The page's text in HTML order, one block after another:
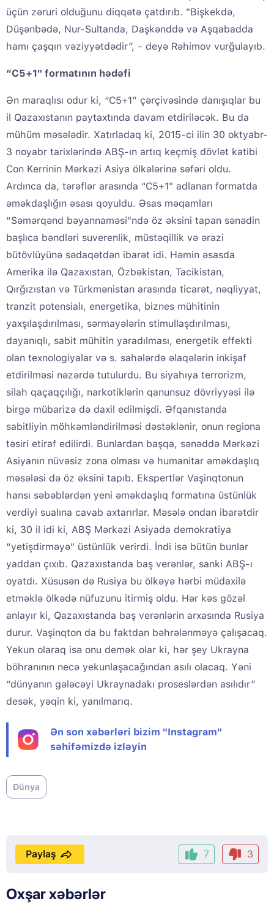
üçün zəruri olduğunu diqqətə çatdırıb. "Bişkekdə,
Düşənbədə, Nur-Sultanda, Daşkənddə və Aşqabadda
hamı çaşqın vəziyyətdədir”, - deyə Rəhimov vurğulayıb.
“C5+1" formatının hədəfi
Ən maraqlısı odur ki, “C5+1” çərçivəsində danışıqlar bu
il Qazaxıstanın paytaxtında davam etdiriləcək. Bu da
mühüm məsələdir. Xatırladaq ki, 2015-ci ilin 30 oktyabr-
3 noyabr tarixlərində ABŞ-ın artıq keçmiş dövlət katibi
Con Kerrinin Mərkəzi Asiya ölkələrinə səfəri oldu.
Ardınca da, tərəflər arasında “C5+1" adlanan formatda
əməkdaşlığın əsası qoyuldu. Əsas məqamları
“Səmərqənd bəyannaməsi"ndə öz əksini tapan sənədin
başlıca bəndləri suverenlik, müstəqillik və ərazi
bütövlüyünə sədaqətdən ibarət idi. Həmin əsasda
Amerika ilə Qazaxıstan, Özbəkistan, Tacikistan,
Qırğızıstan və Türkmənistan arasında ticarət, nəqliyyat,
tranzit potensialı, energetika, biznes mühitinin
yaxşılaşdırılması, sərmayələrin stimullaşdırılması,
dayanıqlı, sabit mühitin yaradılması, energetik effekti
olan texnologiyalar və s. sahələrdə əlaqələrin inkişaf
etdirilməsi nəzərdə tutulurdu. Bu siyahıya terrorizm,
silah qaçaqçılığı, narkotiklərin qanunsuz dövriyyəsi ilə
birgə mübarizə də daxil edilmişdi. Əfqanıstanda
sabitliyin möhkəmləndirilməsi dəstəklənir, onun regiona
təsiri etiraf edilirdi. Bunlardan başqa, sənəddə Mərkəzi
Asiyanın nüvəsiz zona olması və humanitar əməkdaşlıq
məsələsi də öz əksini tapıb. Ekspertlər Vaşinqtonun
hansı səbəblərdən yeni əməkdaşlıq formatına üstünlük
verdiyi sualına cavab axtarırlar. Məsələ ondan ibarətdir
ki, 30 il idi ki, ABŞ Mərkəzi Asiyada demokratiya
“yetişdirməyə" üstünlük verirdi. İndi isə bütün bunlar
yaddan çıxıb. Qazaxıstanda baş verənlər, sanki ABŞ-ı
oyatdı. Xüsusən də Rusiya bu ölkəyə hərbi müdaxilə
etməklə ölkədə nüfuzunu itirmiş oldu. Hər kəs gözəl
anlayır ki, Qazaxıstanda baş verənlərin arxasında Rusiya
durur. Vaşinqton da bu faktdan bəhrələnməyə çalışacaq.
Yekun olaraq isə onu demək olar ki, hər şey Ukrayna
böhranının necə yekunlaşacağından asılı olacaq. Yəni
“dünyanın gələcəyi Ukraynadakı proseslərdən asılıdır”
desək, yəqin ki, yanılmarıq.
Ən son xəbərləri bizim "Instagram"
səhifəmizdə izləyin
Dünya
7 3
Paylaş
Oxşar xəbərlər